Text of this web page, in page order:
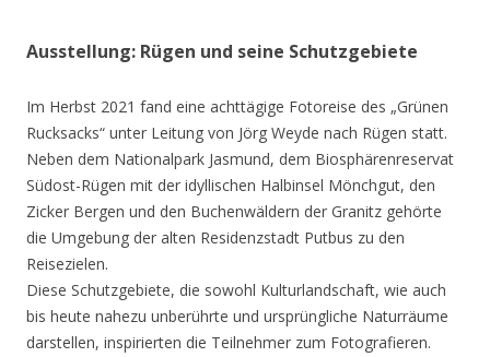
Ausstellung: Rügen und seine Schutzgebiete
Im Herbst 2021 fand eine achttägige Fotoreise des „Grünen
Rucksacks“ unter Leitung von Jörg Weyde nach Rügen statt.
Neben dem Nationalpark Jasmund, dem Biosphärenreservat
Südost-Rügen mit der idyllischen Halbinsel Mönchgut, den
Zicker Bergen und den Buchenwäldern der Granitz gehörte
die Umgebung der alten Residenzstadt Putbus zu den
Reisezielen.
Diese Schutzgebiete, die sowohl Kulturlandschaft, wie auch
bis heute nahezu unberührte und ursprüngliche Naturräume
darstellen, inspirierten die Teilnehmer zum Fotografieren.